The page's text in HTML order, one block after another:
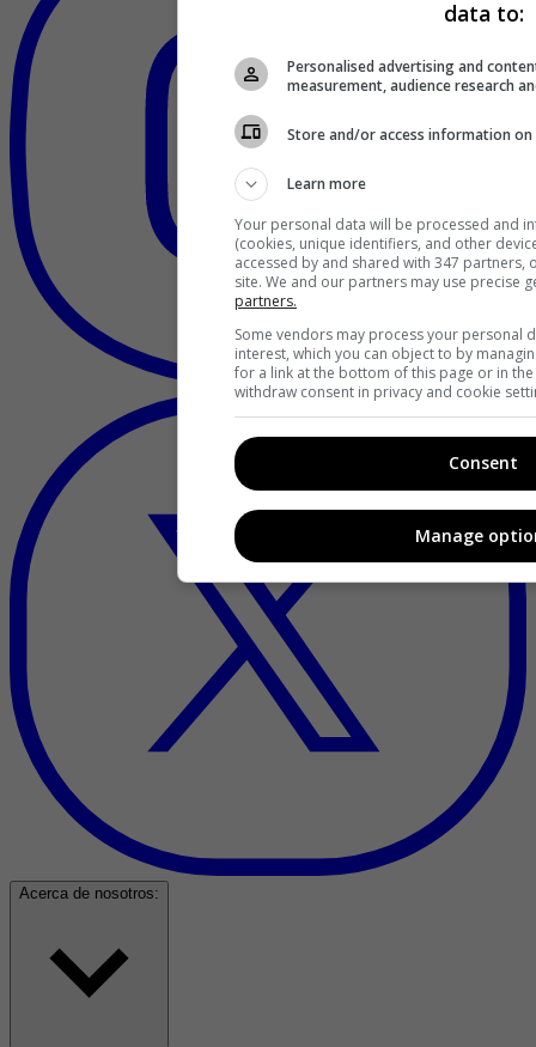
Acerca de nosotros:
data to:
Personalised advertising and
measurement, audience research
Store and/or access information on
Learn more
Your personal data will be processed and
(cookies, unique identifiers, and other
accessed by and shared with 347 partners,
site. We and our partners may use precise
partners.
Some vendors may process your personal
interest, which you can object to by
for a link at the bottom of this page or in
withdraw consent in privacy and cookie
Consent
Manage